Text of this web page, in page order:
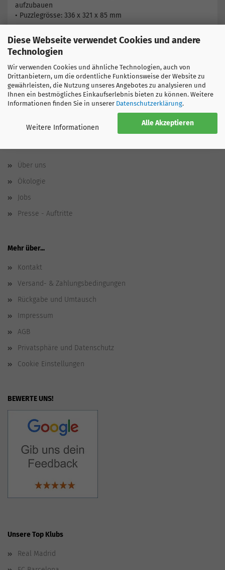
Diese Webseite verwendet Cookies und andere
Technologien
Wir verwenden Cookies und ähnliche Technologien, auch von
Drittanbietern, um die ordentliche Funktionsweise der Website zu
gewährleisten, die Nutzung unseres Angebotes zu analysieren und
Ihnen ein bestmögliches Einkaufserlebnis bieten zu können. Weitere
Informationen finden Sie in unserer Datenschutzerklärung.
Alle Akzeptieren
Weitere Informationen
aufzubauen
• Puzzlegrösse: 336 x 321 x 85 mm
Hier finden Sie weitere Produkte
England
West Ham United
Über uns
Ökologie
Jobs
Presse - Auftritte
Mehr über...
Kontakt
Versand- & Zahlungsbedingungen
Rückgabe und Umtausch
Impressum
AGB
Privatsphäre und Datenschutz
Cookie Einstellungen
BEWERTE UNS!
Unsere Top Klubs
Real Madrid